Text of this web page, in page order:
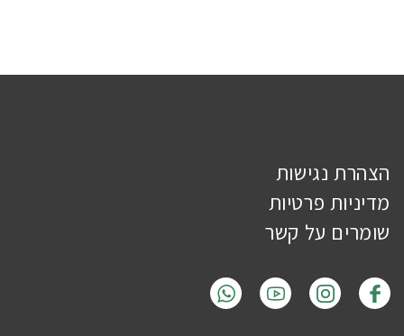
הצהרת נגישות
מדיניות פרטיות
שומרים על קשר